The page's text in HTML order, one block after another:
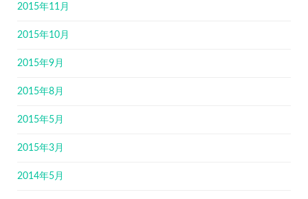
2015年11月
2015年10月
2015年9月
2015年8月
2015年5月
2015年3月
2014年5月